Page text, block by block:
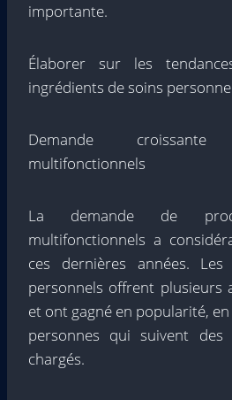
importante.
Élaborer sur les
ingrédients de soins
Demande
multifonctionnels
La demande de
multifonctionnels a
ces dernières années.
personnels offrent plusieurs
et ont gagné en popularité,
personnes qui suivent
chargés.